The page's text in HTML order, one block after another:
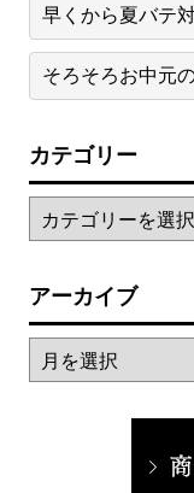
早くから夏バテ
そろそろお中元
カテゴリー
アーカイブ